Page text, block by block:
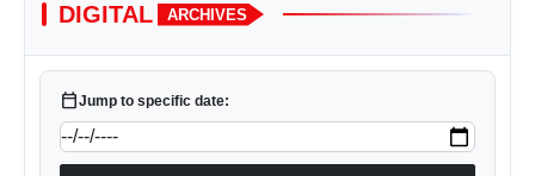
DIGITAL ARCHIVES
calendar_todayJump to specific date: